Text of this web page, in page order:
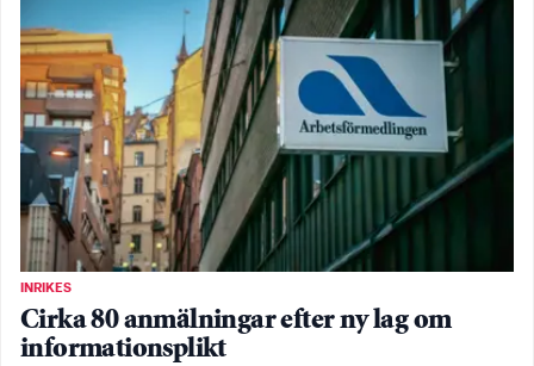
INRIKES
Cirka 80 anmälningar efter ny lag om
informationsplikt